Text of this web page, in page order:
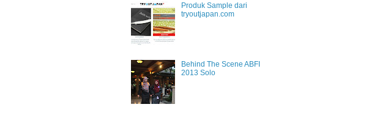
Produk Sample dari
tryoutjapan.com
Behind The Scene ABFI
2013 Solo